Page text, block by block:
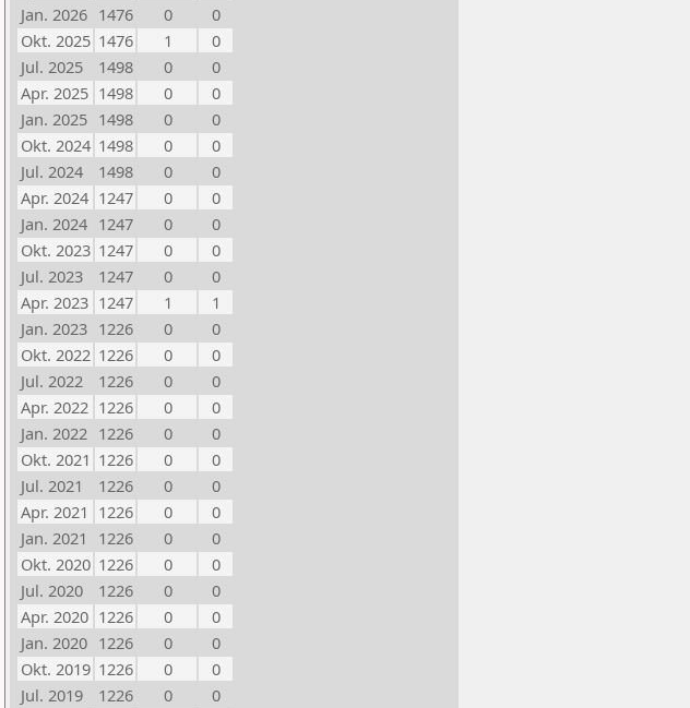
Jan. 2026 1476 0
0
Okt. 2025 1476 1
0
Jul. 2025
1498 0
0
Apr. 2025 1498 0
0
Jan. 2025 1498 0
0
Okt. 2024 1498 0
0
Jul. 2024
1498 0
0
Apr. 2024 1247 0
0
Jan. 2024 1247 0
0
Okt. 2023 1247 0
0
Jul. 2023
1247 0
0
Apr. 2023 1247 1
1
Jan. 2023 1226 0
0
Okt. 2022 1226 0
0
Jul. 2022
1226 0
0
Apr. 2022 1226 0
0
Jan. 2022 1226 0
0
Okt. 2021 1226 0
0
Jul. 2021
1226 0
0
Apr. 2021 1226 0
0
Jan. 2021
1226 0
0
Okt. 2020 1226 0
0
Jul. 2020
1226 0
0
Apr. 2020 1226 0
0
Jan. 2020 1226 0
0
Okt. 2019 1226 0
0
Jul. 2019
1226 0
0